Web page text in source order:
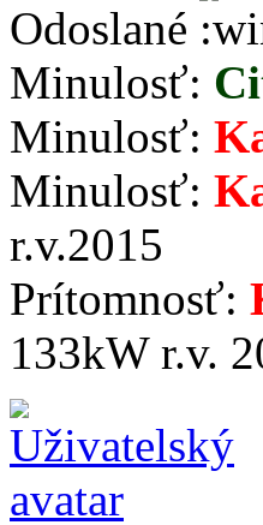
Odoslané
Minulosť:
Minulosť:
Minulosť:
r.v.2015
Prítomnosť:
133kW r.v.